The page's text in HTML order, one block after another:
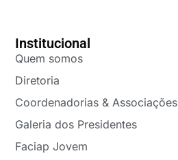
Institucional
Quem somos
Diretoria
Coordenadorias & Associações
Galeria dos Presidentes
Faciap Jovem